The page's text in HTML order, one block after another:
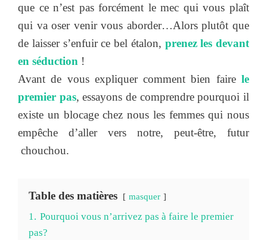
que ce n’est pas forcément le mec qui vous plaît
qui va oser venir vous aborder…Alors plutôt que
de laisser s’enfuir ce bel étalon, prenez les devant
en séduction !
Avant de vous expliquer comment bien faire le
premier pas, essayons de comprendre pourquoi il
existe un blocage chez nous les femmes qui nous
empêche d’aller vers notre, peut-être, futur
chouchou.
Table des matières masquer
1. Pourquoi vous n’arrivez pas à faire le premier
pas?